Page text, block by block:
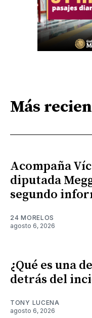
Más
Acompaña
diputada
segundo
24 MORELOS
agosto 6, 2026
¿Qué es una
detrás del
TONY LUCENA
agosto 6, 2026